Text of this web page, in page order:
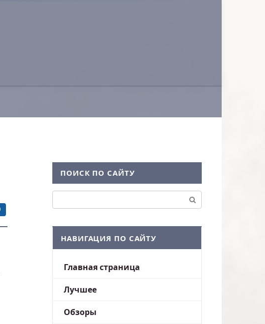
ПОИСК ПО САЙТУ
НАВИГАЦИЯ ПО САЙТУ
Главная страница
Лучшее
Обзоры